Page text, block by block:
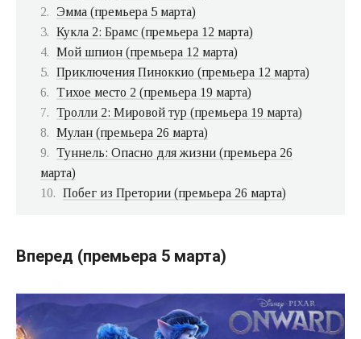
Эмма (премьера 5 марта)
Кукла 2: Брамс (премьера 12 марта)
Мой шпион (премьера 12 марта)
Приключения Пиноккио (премьера 12 марта)
Тихое место 2 (премьера 19 марта)
Тролли 2: Мировой тур (премьера 19 марта)
Мулан (премьера 26 марта)
Туннель: Опасно для жизни (премьера 26
марта)
Побег из Претории (премьера 26 марта)
Вперед (премьера 5 марта)